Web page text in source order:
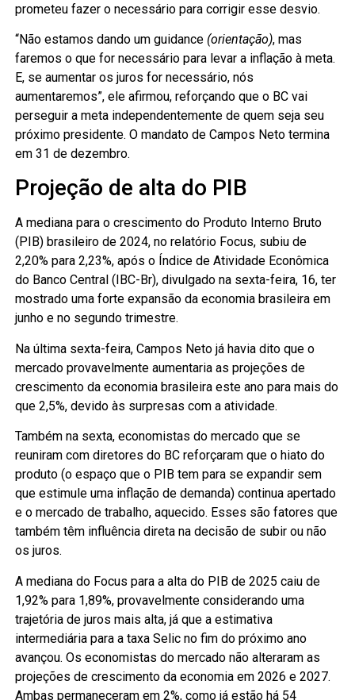
prometeu fazer o necessário para corrigir esse desvio.
“Não estamos dando um guidance(orientação), mas
faremos o que for necessário para levar a inflação à meta.
E, se aumentar os juros for necessário, nós
aumentaremos”, ele afirmou, reforçando que o BC vai
perseguir a meta independentemente de quem seja seu
próximo presidente. O mandato de Campos Neto termina
em 31 de dezembro.
Projeção de alta do PIB
A mediana para o crescimento do Produto Interno Bruto
(PIB) brasileiro de 2024, no relatório Focus, subiu de
2,20% para 2,23%, após o Índice de Atividade Econômica
do Banco Central (IBC-Br), divulgado na sexta-feira, 16, ter
mostrado uma forte expansão da economia brasileira em
junho e no segundo trimestre.
Na última sexta-feira, Campos Neto já havia dito que o
mercado provavelmente aumentaria as projeções de
crescimento da economia brasileira este ano para mais do
que 2,5%, devido às surpresas com a atividade.
Também na sexta, economistas do mercado que se
reuniram com diretores do BC reforçaram que o hiato do
produto (o espaço que o PIB tem para se expandir sem
que estimule uma inflação de demanda) continua apertado
e o mercado de trabalho, aquecido. Esses são fatores que
também têm influência direta na decisão de subir ou não
os juros.
A mediana do Focus para a alta do PIB de 2025 caiu de
1,92% para 1,89%, provavelmente considerando uma
trajetória de juros mais alta, já que a estimativa
intermediária para a taxa Selic no fim do próximo ano
avançou. Os economistas do mercado não alteraram as
projeções de crescimento da economia em 2026 e 2027.
Ambas permaneceram em 2%, como já estão há 54